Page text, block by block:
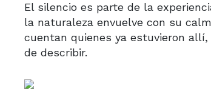
El silencio es parte de la
la naturaleza envuelve con su
cuentan quienes ya estuvieron
de describir.